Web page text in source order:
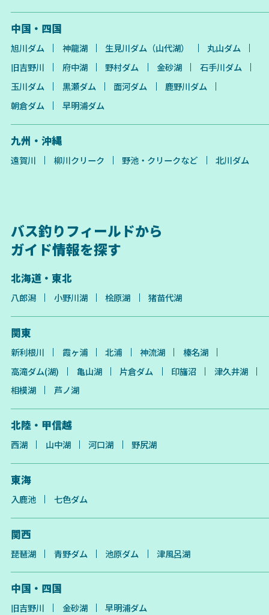
中国・四国
旭川ダム 神龍湖 生見川ダム（山代湖）
丸山ダム
旧吉野川
府中湖 野村ダム 金砂湖
石手川ダム
玉川ダム
黒瀬ダム 面河ダム
鹿野川ダム
朝倉ダム
早明浦ダム
九州・沖縄
遠賀川 柳川クリーク 野池・クリークなど 北川ダム
バス釣りフィールドから
ガイド情報を探す
北海道・東北
八郎潟 小野川湖 桧原湖 猪苗代湖
関東
新利根川 霞ヶ浦 北浦 神流湖
榛名湖
高滝ダム(湖)
亀山湖 片倉ダム 印旛沼
津久井湖
相模湖
芦ノ湖
北陸・甲信越
西湖 山中湖 河口湖 野尻湖
東海
入鹿池 七色ダム
関西
琵琶湖 青野ダム 池原ダム 津風呂湖
中国・四国
旧吉野川 金砂湖 早明浦ダム